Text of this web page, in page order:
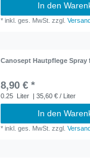
In den
*inkl. ges. MwSt. zzgl.
Canosept Hautpflege Spray
8,90 € *
0.25 Liter | 35,60 € / Liter
In den
*inkl. ges. MwSt. zzgl.